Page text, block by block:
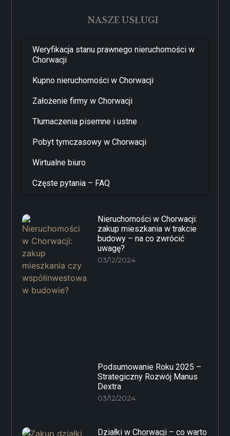
NASZE USŁUGI
Weryfikacja stanu prawnego nieruchomości w
Chorwacji
Kupno nieruchomości w Chorwacji
Założenie firmy w Chorwacji
Tłumaczenia pisemne i ustne
Pobyt tymczasowy w Chorwacji
Wirtualne biuro
Częste pytania – FAQ
Nieruchomości w Chorwacji:
zakup mieszkania w trakcie
budowy – na co zwrócić
uwagę?
03/12/2024
Podsumowanie Roku 2025 –
Strategiczny Rozwój Manus
Dextra
03/12/2024
Działki w Chorwacji – co warto